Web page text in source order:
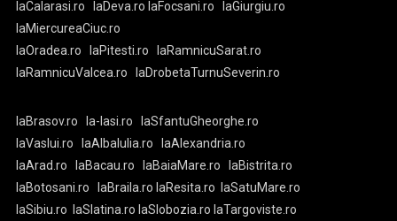
laCalarasi.ro
laDeva.ro laFocsani.ro
laGiurgiu.ro
laMiercureaCiuc.ro
laOradea.ro
laPitesti.ro
laRamnicuSarat.ro
laRamnicuValcea.ro
laDrobetaTurnuSeverin.ro
laBrasov.ro la-Iasi.ro
laSfantuGheorghe.ro
laVaslui.ro
laAlbaIulia.ro
laAlexandria.ro
laArad.ro
laBacau.ro laBaiaMare.ro
laBistrita.ro
laBotosani.ro
laBraila.ro laResita.ro
laSatuMare.ro
laSibiu.ro
laSlatina.ro laSlobozia.ro laTargoviste.ro